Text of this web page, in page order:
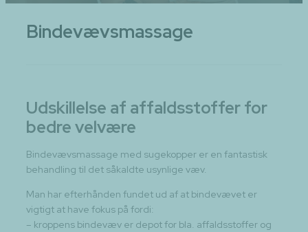
Bindevævsmassage
Udskillelse af affaldsstoffer for
bedre velvære
Bindevævsmassage med sugekopper er en fantastisk
behandling til det såkaldte usynlige væv.
Man har efterhånden fundet ud af at bindevævet er
vigtigt at have fokus på fordi:
– kroppens bindevæv er depot for bla. affaldsstoffer og